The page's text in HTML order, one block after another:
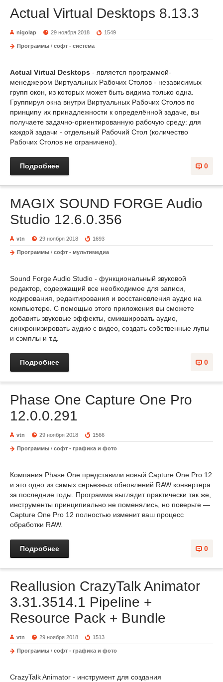
Actual Virtual Desktops 8.13.3
nigolap 29 ноября 2018 1549
Программы / софт - система
Actual Virtual Desktops - является программой-
менеджером Виртуальных Рабочих Столов - независимых
групп окон, из которых может быть видима только одна.
Группируя окна внутри Виртуальных Рабочих Столов по
принципу их принадлежности к определённой задаче, вы
получаете задачно-ориентированную рабочую среду: для
каждой задачи - отдельный Рабочий Стол (количество
Рабочих Столов не ограничено).
0
Подробнее
MAGIX SOUND FORGE Audio
Studio 12.6.0.356
vtn 29 ноября 2018 1693
Программы / софт - мультимедиа
Sound Forge Audio Studio - функциональный звуковой
редактор, содержащий все необходимое для записи,
кодирования, редактирования и восстановления аудио на
компьютере. С помощью этого приложения вы сможете
добавить звуковые эффекты, смикшировать аудио,
синхронизировать аудио с видео, создать собственные лупы
и сэмплы и т.д.
0
Подробнее
Phase One Capture One Pro
12.0.0.291
vtn 29 ноября 2018 1566
Программы / софт - графика и фото
Компания Phase One представили новый Capture One Pro 12
и это одно из самых серьезных обновлений RAW конвертера
за последние годы. Программа выглядит практически так же,
инструменты принципиально не поменялись, но поверьте —
Capture One Pro 12 полностью изменит ваш процесс
обработки RAW.
0
Подробнее
Reallusion CrazyTalk Animator
3.31.3514.1 Pipeline +
Resource Pack + Bundle
vtn 29 ноября 2018 1513
Программы / софт - графика и фото
CrazyTalk Animator - инструмент для создания